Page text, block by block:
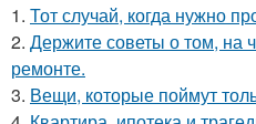
1. Тот случай, когда нужно
2. Держите советы о том, на
ремонте.
3. Вещи, которые поймут